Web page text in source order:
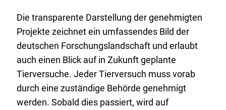
Die transparente Darstellung der genehmigten
Projekte zeichnet ein umfassendes Bild der
deutschen Forschungslandschaft und erlaubt
auch einen Blick auf in Zukunft geplante
Tierversuche. Jeder Tierversuch muss vorab
durch eine zuständige Behörde genehmigt
werden. Sobald dies passiert, wird auf